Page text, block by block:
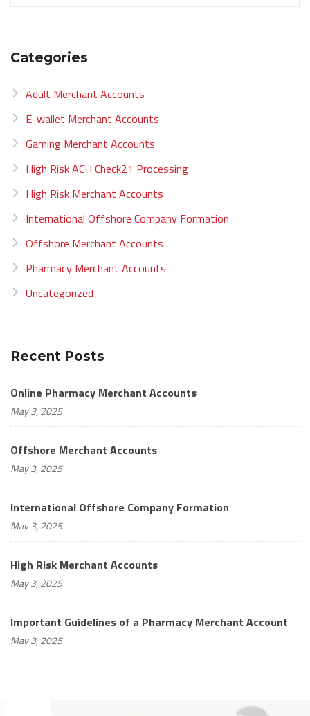
Categories
Adult Merchant Accounts
E-wallet Merchant Accounts
Gaming Merchant Accounts
High Risk ACH Check21 Processing
High Risk Merchant Accounts
International Offshore Company Formation
Offshore Merchant Accounts
Pharmacy Merchant Accounts
Uncategorized
Recent Posts
Online Pharmacy Merchant Accounts
May 3, 2025
Offshore Merchant Accounts
May 3, 2025
International Offshore Company Formation
May 3, 2025
High Risk Merchant Accounts
May 3, 2025
Important Guidelines of a Pharmacy Merchant Account
May 3, 2025